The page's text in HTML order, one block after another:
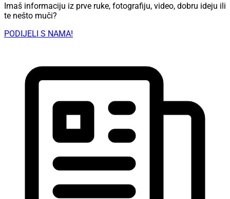
Imaš informaciju iz prve ruke, fotografiju, video, dobru ideju ili
te nešto muči?
PODIJELI S NAMA!